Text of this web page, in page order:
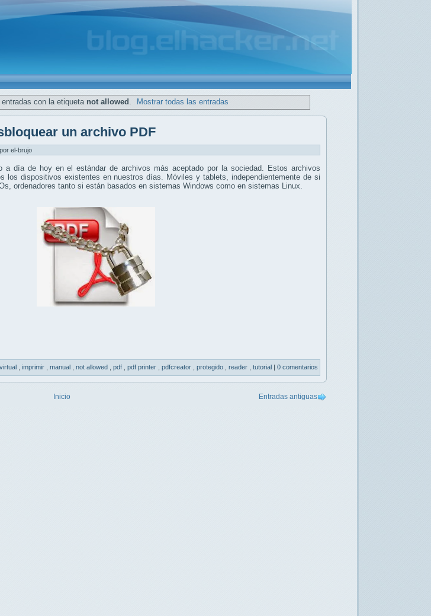
entradas con la etiqueta not allowed Mostrar todas las entradas
un archivo PDF
el-brujo
a día de hoy en el estándar de archivos más aceptado por la sociedad. Estos archivos
los dispositivos existentes en nuestros días. Móviles y tablets, independientemente de si
ordenadores tanto si están basados en sistemas Windows como en sistemas Linux.
imprimir manual not allowed pdf pdf printer pdfcreator protegido reader tutorial | 0 comentarios
Entradas antiguas
Inicio